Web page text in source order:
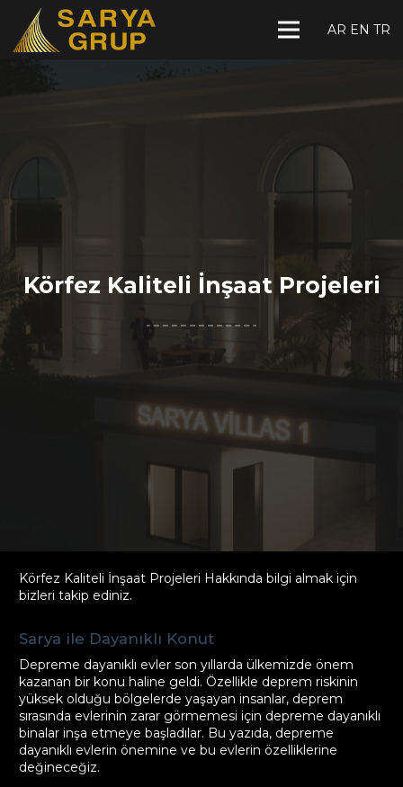
AR EN TR
Körfez Kaliteli İnşaat Projeleri
Körfez Kaliteli İnşaat Projeleri Hakkında bilgi almak için
bizleri takip ediniz.
Sarya ile Dayanıklı Konut
Depreme dayanıklı evler son yıllarda ülkemizde önem
kazanan bir konu haline geldi. Özellikle deprem riskinin
yüksek olduğu bölgelerde yaşayan insanlar, deprem
sırasında evlerinin zarar görmemesi için depreme dayanıklı
binalar inşa etmeye başladılar. Bu yazıda, depreme
dayanıklı evlerin önemine ve bu evlerin özelliklerine
değineceğiz.